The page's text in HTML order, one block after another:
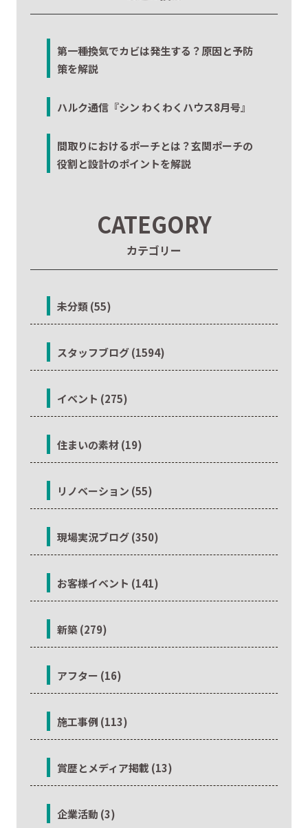
第一種換気でカビは発生する？原因と予防
策を解説
ハルク通信『シン わくわくハウス8月号』
間取りにおけるポーチとは？玄関ポーチの
役割と設計のポイントを解説
CATEGORY
カテゴリー
未分類 (55)
スタッフブログ (1594)
イベント (275)
住まいの素材 (19)
リノベーション (55)
現場実況ブログ (350)
お客様イベント (141)
新築 (279)
アフター (16)
施工事例 (113)
賞歴とメディア掲載 (13)
企業活動 (3)